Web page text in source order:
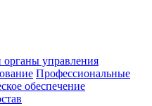
органы управления
Профессиональные
обеспечение